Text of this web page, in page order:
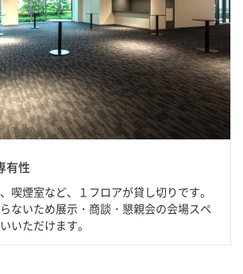
有性
喫煙室など、１フロアが貸し切りです。
ないため展示・商談・懇親会の会場スペ
いただけます。